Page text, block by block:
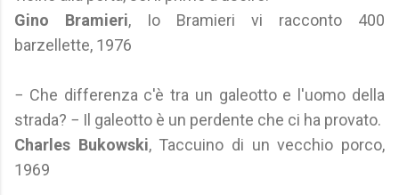
Gino Bramieri, Io Bramieri vi racconto 400
barzellette, 1976
− Che differenza c'è tra un galeotto e l'uomo della
strada? − Il galeotto è un perdente che ci ha provato.
Charles Bukowski, Taccuino di un vecchio porco,
1969